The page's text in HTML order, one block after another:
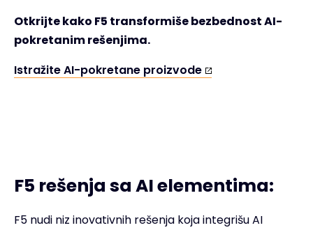
Otkrijte kako F5 transformiše bezbednost AI-
pokretanim rešenjima.
Istražite AI-pokretane proizvode
F5 rešenja sa AI elementima:
F5 nudi niz inovativnih rešenja koja integrišu AI